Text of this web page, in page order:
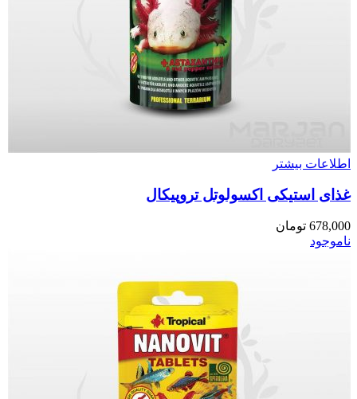
اطلاعات بیشتر
غذای استیکی اکسولوتل تروپیکال
678,000 تومان
ناموجود